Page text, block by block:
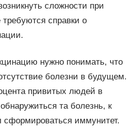
сложности при
требуются справки о
нужно понимать, что
болезни в будущем.
привитых людей в
та болезнь, к
сформироваться иммунитет.